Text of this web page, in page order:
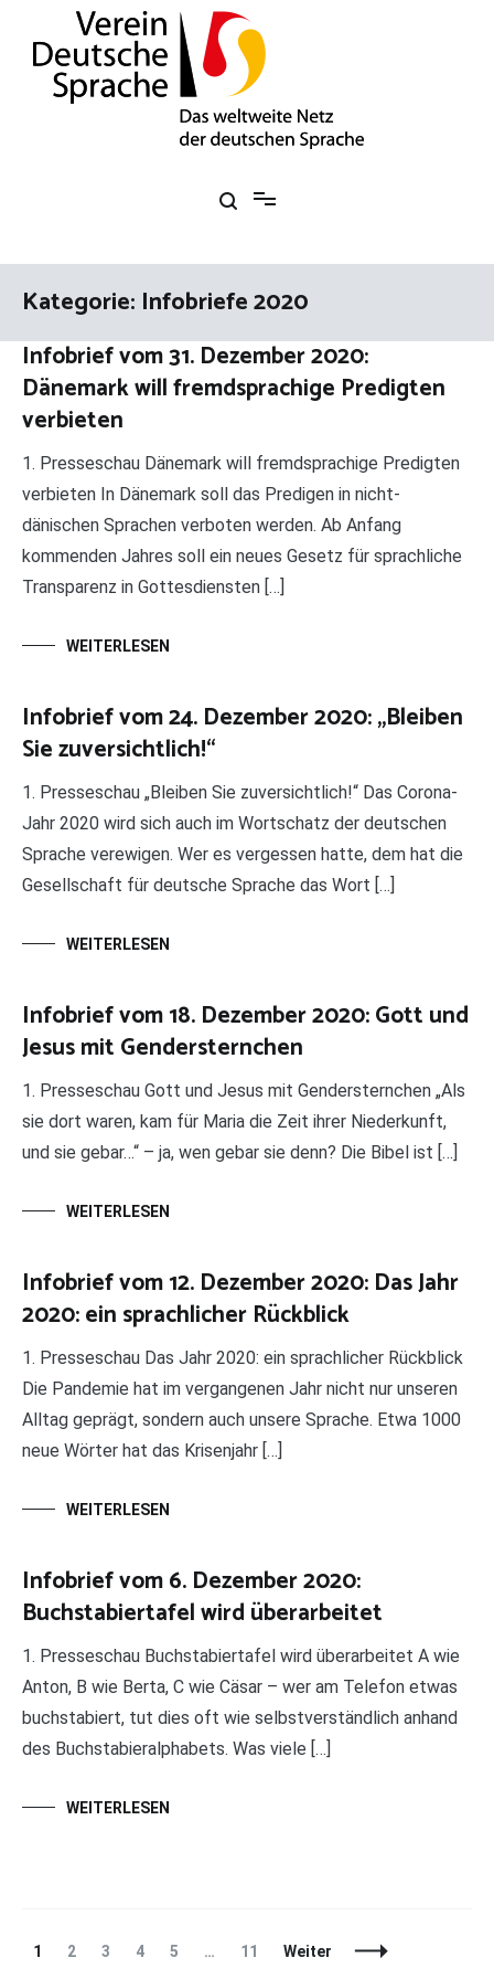
springen
Kategorie: Infobriefe 2020
Infobrief vom 31. Dezember 2020:
Dänemark will fremdsprachige Predigten
verbieten
1. Presseschau Dänemark will fremdsprachige Predigten
verbieten In Dänemark soll das Predigen in nicht-
dänischen Sprachen verboten werden. Ab Anfang
kommenden Jahres soll ein neues Gesetz für sprachliche
Transparenz in Gottesdiensten […]
WEITERLESEN
Infobrief vom 24. Dezember 2020: „Bleiben
Sie zuversichtlich!“
1. Presseschau „Bleiben Sie zuversichtlich!“ Das Corona-
Jahr 2020 wird sich auch im Wortschatz der deutschen
Sprache verewigen. Wer es vergessen hatte, dem hat die
Gesellschaft für deutsche Sprache das Wort […]
WEITERLESEN
Infobrief vom 18. Dezember 2020: Gott und
Jesus mit Gendersternchen
1. Presseschau Gott und Jesus mit Gendersternchen „Als
sie dort waren, kam für Maria die Zeit ihrer Niederkunft,
und sie gebar…“ – ja, wen gebar sie denn? Die Bibel ist […]
WEITERLESEN
Infobrief vom 12. Dezember 2020: Das Jahr
2020: ein sprachlicher Rückblick
1. Presseschau Das Jahr 2020: ein sprachlicher Rückblick
Die Pandemie hat im vergangenen Jahr nicht nur unseren
Alltag geprägt, sondern auch unsere Sprache. Etwa 1000
neue Wörter hat das Krisenjahr […]
WEITERLESEN
Infobrief vom 6. Dezember 2020:
Buchstabiertafel wird überarbeitet
1. Presseschau Buchstabiertafel wird überarbeitet A wie
Anton, B wie Berta, C wie Cäsar – wer am Telefon etwas
buchstabiert, tut dies oft wie selbstverständlich anhand
des Buchstabieralphabets. Was viele […]
WEITERLESEN
Beitragsnavigation
Seite
1 Seite
2 Seite
3 Seite
4 Seite
5 … Seite
11 Weiter